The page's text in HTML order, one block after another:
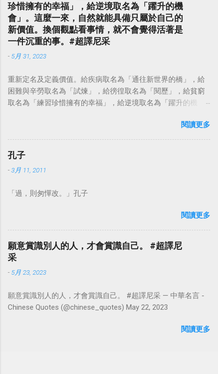
珍惜擁有的幸福」，給逆境取名為「躍升的機
會」。這麼一來，自然就能具備只屬於自己的
新價值。換個觀點看事情，就不會覺得活著是
一件沉重的事。#超譯尼采
- 5月 31, 2023
重新定名及定義價值。給疾病取名為「通往新世界的橋」，給
困難與辛勞取名為「試煉」，給徬徨取名為「閱歷」，給貧窮
取名為「練習珍惜擁有的幸福」，給逆境取名為「躍升的機
點看事情，就不會覺得活著是一件沉重的事。#超譯尼采 — 中
華名言 - Chinese Quotes (@chinese_quotes) May 23, 2023
閱讀更多
孔子
-3月 11, 2011
「過，則匆憚改。」孔子
閱讀更多
願意賞識別人的人，才會賞識自己。 #超譯尼
采
- 5月 23, 2023
願意賞識別人的人，才會賞識自己。 #超譯尼采 — 中華名言 -
Chinese Quotes (@chinese_quotes) May 22, 2023
閱讀更多